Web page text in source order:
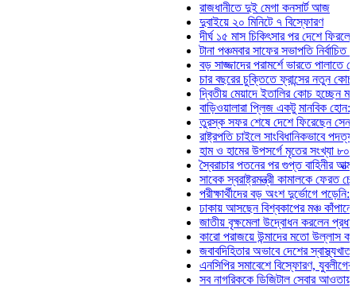
রাজধানীতে দুই মেগা কনসার্ট আজ
দুবাইয়ে ২০ মিনিটে ৭ বিস্ফোরণ
দীর্ঘ ১৫ মাস চিকিৎসার পর দেশে ফিরলেন
টানা পঞ্চমবার সাফের সভাপতি নির্বাচিত কাজী
বড় সাজ্জাদের পরামর্শে ভারতে পালাতে
চার বছরের চুক্তিতে ফ্রান্সের নতুন কোচ জিদান
দ্বিতীয় মেয়াদে ইতালির কোচ হচ্ছেন মানচিনি
বাড়িওয়ালারা প্লিজ একটু মানবিক হোন: মনিরা
তুরস্ক সফর শেষে দেশে ফিরেছেন সেনাপ্রধান
রাষ্ট্রপতি চাইলে সাংবিধানিকভাবে পদত্যাগ
হাম ও হামের উপসর্গে মৃতের সংখ্যা ৮০০ ছাড়াল
স্বৈরাচার পতনের পর গুপ্ত বাহিনীর আত্মপ্রকাশ:
সাবেক স্বরাষ্ট্রমন্ত্রী কামালকে ফেরত চেয়ে
পরীক্ষার্থীদের বড় অংশ দুর্ভোগে পড়েনি: ড.
ঢাকায় আসছেন বিশ্বকাপের মঞ্চ কাঁপানো সেই
জাতীয় বৃক্ষমেলা উদ্বোধন করলেন প্রধানমন্ত্রী
কারো পরাজয়ে উন্মাদের মতো উল্লাস করতে হয়
জবাবদিহিতার অভাবে দেশের স্বাস্থ্যখাত নানা
এনসিপির সমাবেশে বিস্ফোরণ, যুবলীগের দুই
সব নাগরিককে ডিজিটাল সেবার আওতায় আনতে